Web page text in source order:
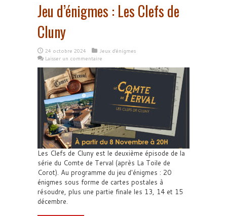
Jeu d’énigmes : Les Clefs de
Cluny
24 octobre 2024
Jeux d'énigmes
Laisser un commentaire
Les Clefs de Cluny est le deuxième épisode de la
série du Comte de Terval (après La Toile de
Corot). Au programme du jeu d'énigmes : 20
énigmes sous forme de cartes postales à
résoudre, plus une partie finale les 13, 14 et 15
décembre.